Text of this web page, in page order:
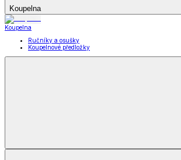
Koupelna
Koupelna
Ručníky a osušky
Koupelnové předložky